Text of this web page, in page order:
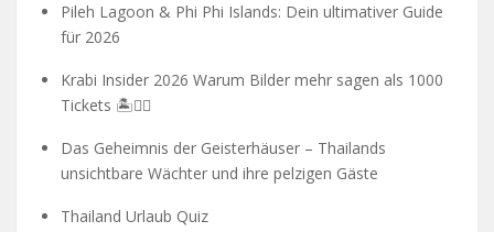
Pileh Lagoon & Phi Phi Islands: Dein ultimativer Guide
für 2026
Krabi Insider 2026 Warum Bilder mehr sagen als 1000
Tickets 🏝️🧗‍♂️
Das Geheimnis der Geisterhäuser – Thailands
unsichtbare Wächter und ihre pelzigen Gäste
Thailand Urlaub Quiz